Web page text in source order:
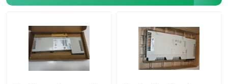
Commandes servo industrielles
Amplificateur servo à C.A.